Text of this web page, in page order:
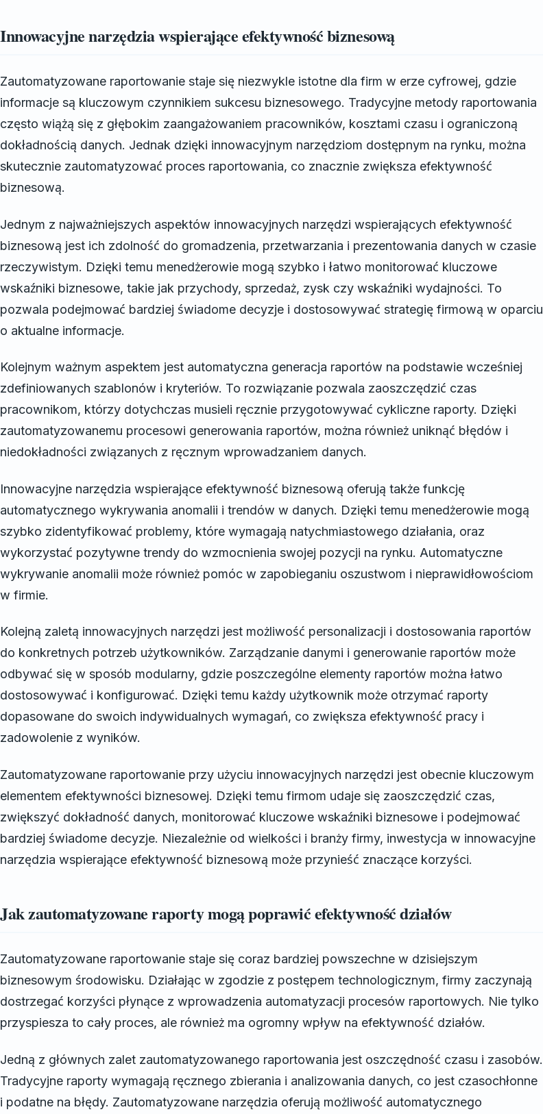
Innowacyjne narzędzia wspierające efektywność biznesową
Zautomatyzowane raportowanie staje się niezwykle istotne dla firm w erze cyfrowej, gdzie
informacje są kluczowym czynnikiem sukcesu biznesowego. Tradycyjne metody raportowania
często wiążą się z głębokim zaangażowaniem pracowników, kosztami czasu i ograniczoną
dokładnością danych. Jednak dzięki innowacyjnym narzędziom dostępnym na rynku, można
skutecznie zautomatyzować proces raportowania, co znacznie zwiększa efektywność
biznesową.
Jednym z najważniejszych aspektów innowacyjnych narzędzi wspierających efektywność
biznesową jest ich zdolność do gromadzenia, przetwarzania i prezentowania danych w czasie
rzeczywistym. Dzięki temu menedżerowie mogą szybko i łatwo monitorować kluczowe
wskaźniki biznesowe, takie jak przychody, sprzedaż, zysk czy wskaźniki wydajności. To
pozwala podejmować bardziej świadome decyzje i dostosowywać strategię firmową w oparciu
o aktualne informacje.
Kolejnym ważnym aspektem jest automatyczna generacja raportów na podstawie wcześniej
zdefiniowanych szablonów i kryteriów. To rozwiązanie pozwala zaoszczędzić czas
pracownikom, którzy dotychczas musieli ręcznie przygotowywać cykliczne raporty. Dzięki
zautomatyzowanemu procesowi generowania raportów, można również uniknąć błędów i
niedokładności związanych z ręcznym wprowadzaniem danych.
Innowacyjne narzędzia wspierające efektywność biznesową oferują także funkcję
automatycznego wykrywania anomalii i trendów w danych. Dzięki temu menedżerowie mogą
szybko zidentyfikować problemy, które wymagają natychmiastowego działania, oraz
wykorzystać pozytywne trendy do wzmocnienia swojej pozycji na rynku. Automatyczne
wykrywanie anomalii może również pomóc w zapobieganiu oszustwom i nieprawidłowościom
w firmie.
Kolejną zaletą innowacyjnych narzędzi jest możliwość personalizacji i dostosowania raportów
do konkretnych potrzeb użytkowników. Zarządzanie danymi i generowanie raportów może
odbywać się w sposób modularny, gdzie poszczególne elementy raportów można łatwo
dostosowywać i konfigurować. Dzięki temu każdy użytkownik może otrzymać raporty
dopasowane do swoich indywidualnych wymagań, co zwiększa efektywność pracy i
zadowolenie z wyników.
Zautomatyzowane raportowanie przy użyciu innowacyjnych narzędzi jest obecnie kluczowym
elementem efektywności biznesowej. Dzięki temu firmom udaje się zaoszczędzić czas,
zwiększyć dokładność danych, monitorować kluczowe wskaźniki biznesowe i podejmować
bardziej świadome decyzje. Niezależnie od wielkości i branży firmy, inwestycja w innowacyjne
narzędzia wspierające efektywność biznesową może przynieść znaczące korzyści.
Jak zautomatyzowane raporty mogą poprawić efektywność działów
Zautomatyzowane raportowanie staje się coraz bardziej powszechne w dzisiejszym
biznesowym środowisku. Działając w zgodzie z postępem technologicznym, firmy zaczynają
dostrzegać korzyści płynące z wprowadzenia automatyzacji procesów raportowych. Nie tylko
przyspiesza to cały proces, ale również ma ogromny wpływ na efektywność działów.
Jedną z głównych zalet zautomatyzowanego raportowania jest oszczędność czasu i zasobów.
Tradycyjne raporty wymagają ręcznego zbierania i analizowania danych, co jest czasochłonne
i podatne na błędy. Zautomatyzowane narzędzia oferują możliwość automatycznego